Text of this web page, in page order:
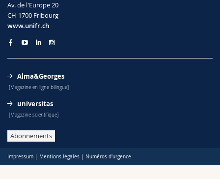
MyUnifr
Av. de l'Europe 20
CH-1700 Fribourg
www.unifr.ch
Alma&Georges
[Magazine en ligne bilingue]
universitas
[Magazine scientifique]
Abonnements
Impressum | Mentions légales | Numéros d'urgence